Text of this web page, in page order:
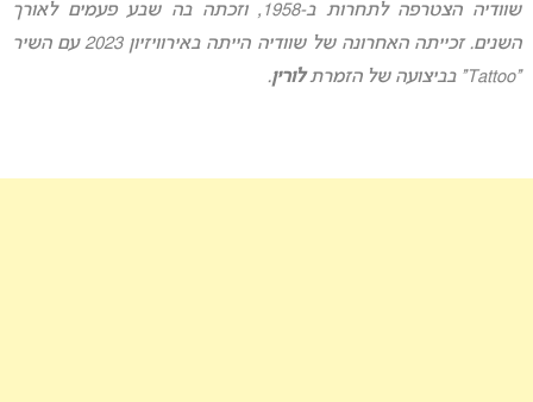
שוודיה הצטרפה לתחרות ב-1958, וזכתה בה שבע פעמים לאורך
השנים. זכייתה האחרונה של שוודיה הייתה באירוויזיון 2023 עם השיר
“Tattoo” בביצועה של הזמרת
לורין.